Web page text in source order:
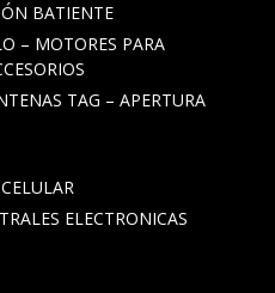
BATIENTE
– MOTORES PARA
TAG – APERTURA
ELECTRONICAS